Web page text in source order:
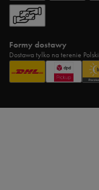
Formy dostawy
Dostawa tylko na terenie Polski